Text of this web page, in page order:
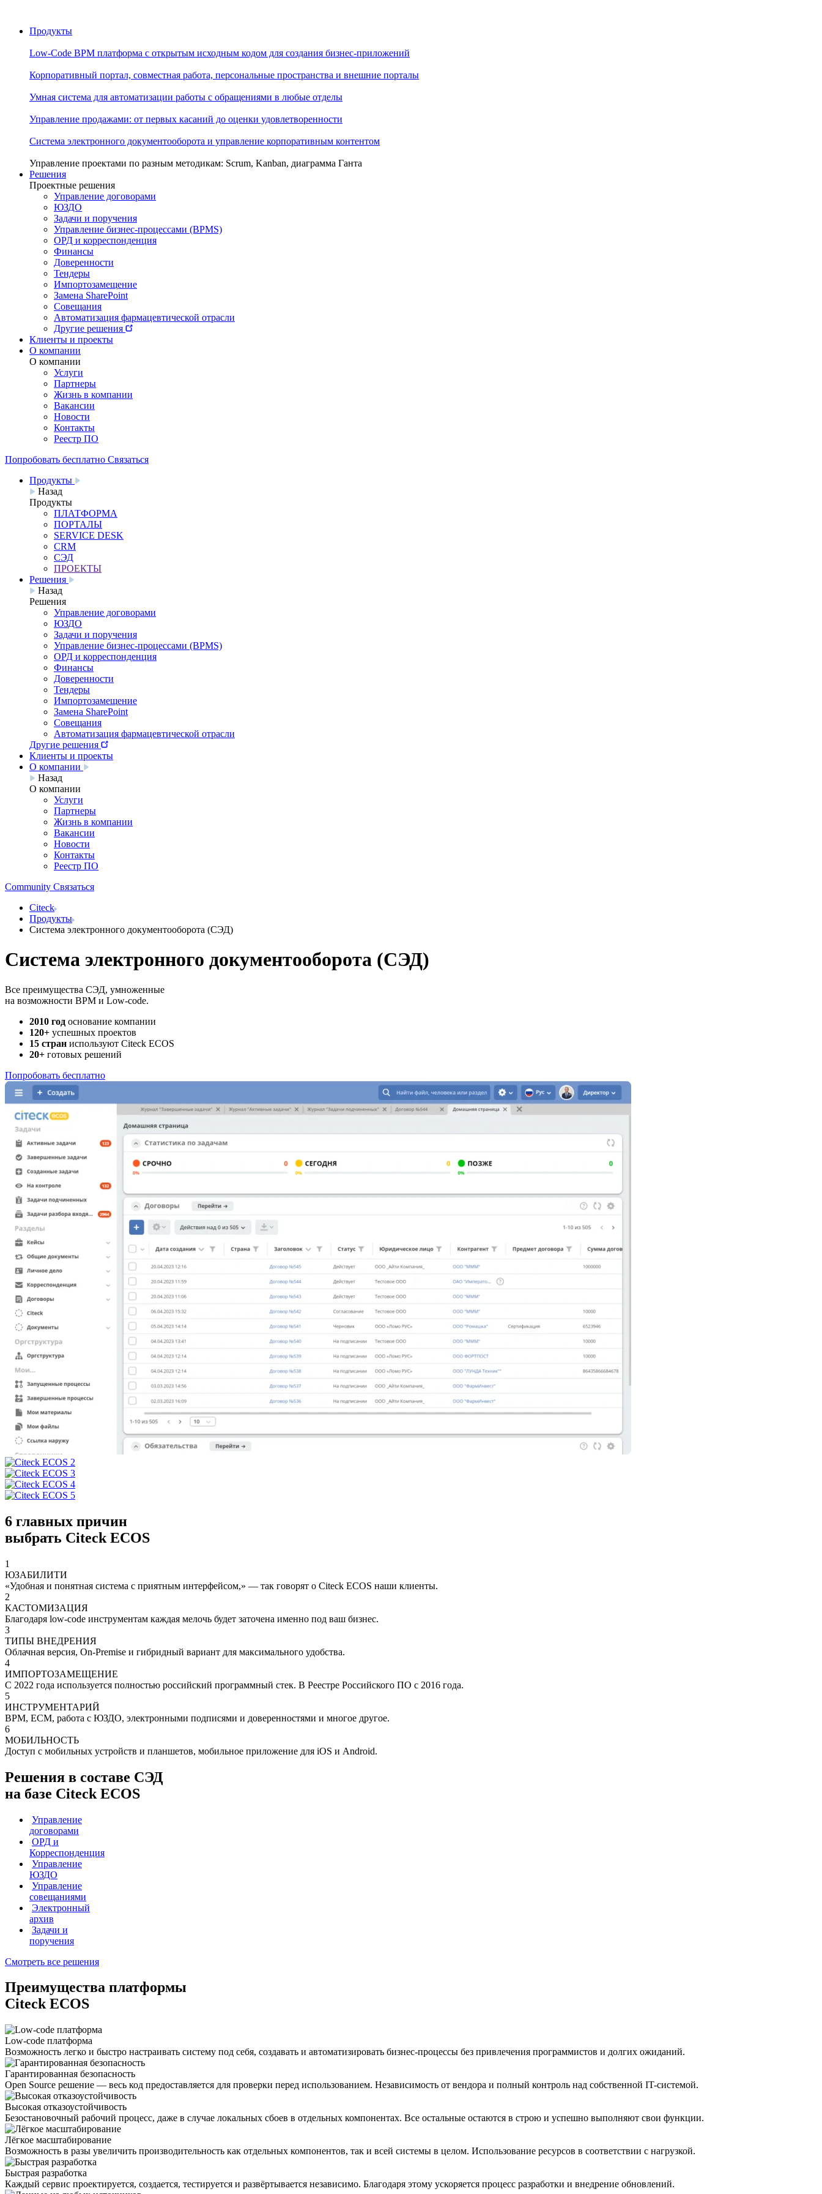
Продукты
Low-Code BPM платформа с открытым исходным кодом для создания бизнес-приложений
Корпоративный портал, совместная работа, персональные пространства и внешние порталы
Умная система для автоматизации работы с обращениями в любые отделы
Управление продажами: от первых касаний до оценки удовлетворенности
Система электронного документооборота и управление корпоративным контентом
Управление проектами по разным методикам: Scrum, Kanban, диаграмма Ганта
Решения
Проектные решения
Управление договорами
ЮЗДО
Задачи и поручения
Управление бизнес-процессами (BPMS)
ОРД и корреспонденция
Финансы
Доверенности
Тендеры
Импортозамещение
Замена SharePoint
Совещания
Автоматизация фармацевтической отрасли
Другие решения
Клиенты и проекты
О компании
О компании
Услуги
Партнеры
Жизнь в компании
Вакансии
Новости
Контакты
Реестр ПО
Попробовать бесплатно Связаться
Продукты
Назад
Продукты
ПЛАТФОРМА
ПОРТАЛЫ
SERVICE DESK
CRM
СЭД
ПРОЕКТЫ
Решения
Назад
Решения
Управление договорами
ЮЗДО
Задачи и поручения
Управление бизнес-процессами (BPMS)
ОРД и корреспонденция
Финансы
Доверенности
Тендеры
Импортозамещение
Замена SharePoint
Совещания
Автоматизация фармацевтической отрасли
Другие решения
Клиенты и проекты
О компании
Назад
О компании
Услуги
Партнеры
Жизнь в компании
Вакансии
Новости
Контакты
Реестр ПО
Community Связаться
Citeck
Продукты
Система электронного документооборота (СЭД)
Система электронного документооборота (СЭД)
Все преимущества СЭД, умноженные
на возможности BPM и Low-code.
2010 год основание компании
120+ успешных проектов
15 стран используют Citeck ECOS
20+ готовых решений
Попробовать бесплатно
6 главных причин
выбрать Citeck ECOS
1
ЮЗАБИЛИТИ
«Удобная и понятная система с приятным интерфейсом,» — так говорят о Citeck ECOS наши клиенты.
2
КАСТОМИЗАЦИЯ
Благодаря low-code инструментам каждая мелочь будет заточена именно под ваш бизнес.
3
ТИПЫ ВНЕДРЕНИЯ
Облачная версия, On-Premise и гибридный вариант для максимального удобства.
4
ИМПОРТОЗАМЕЩЕНИЕ
С 2022 года используется полностью российский программный стек. В Реестре Российского ПО с 2016 года.
5
ИНСТРУМЕНТАРИЙ
BPM, ECM, работа с ЮЗДО, электронными подписями и доверенностями и многое другое.
6
МОБИЛЬНОСТЬ
Доступ с мобильных устройств и планшетов, мобильное приложение для iOS и Android.
Решения в составе СЭД
на базе Citeck ECOS
Управление
договорами
ОРД и
Корреспонденция
Управление
ЮЗДО
Управление
совещаниями
Электронный
архив
Задачи и
поручения
Смотреть все решения
Преимущества платформы
Citeck ECOS
Low-code платформа
Возможность легко и быстро настраивать систему под себя, создавать и автоматизировать бизнес-процессы без привлечения программистов и долгих ожиданий.
Гарантированная безопасность
Open Source решение — весь код предоставляется для проверки перед использованием. Независимость от вендора и полный контроль над собственной IT-системой.
Высокая отказоустойчивость
Безостановочный рабочий процесс, даже в случае локальных сбоев в отдельных компонентах. Все остальные остаются в строю и успешно выполняют свои функции.
Лёгкое масштабирование
Возможность в разы увеличить производительность как отдельных компонентов, так и всей системы в целом. Использование ресурсов в соответствии с нагрузкой.
Быстрая разработка
Каждый сервис проектируется, создается, тестируется и развёртывается независимо. Благодаря этому ускоряется процесс разработки и внедрение обновлений.